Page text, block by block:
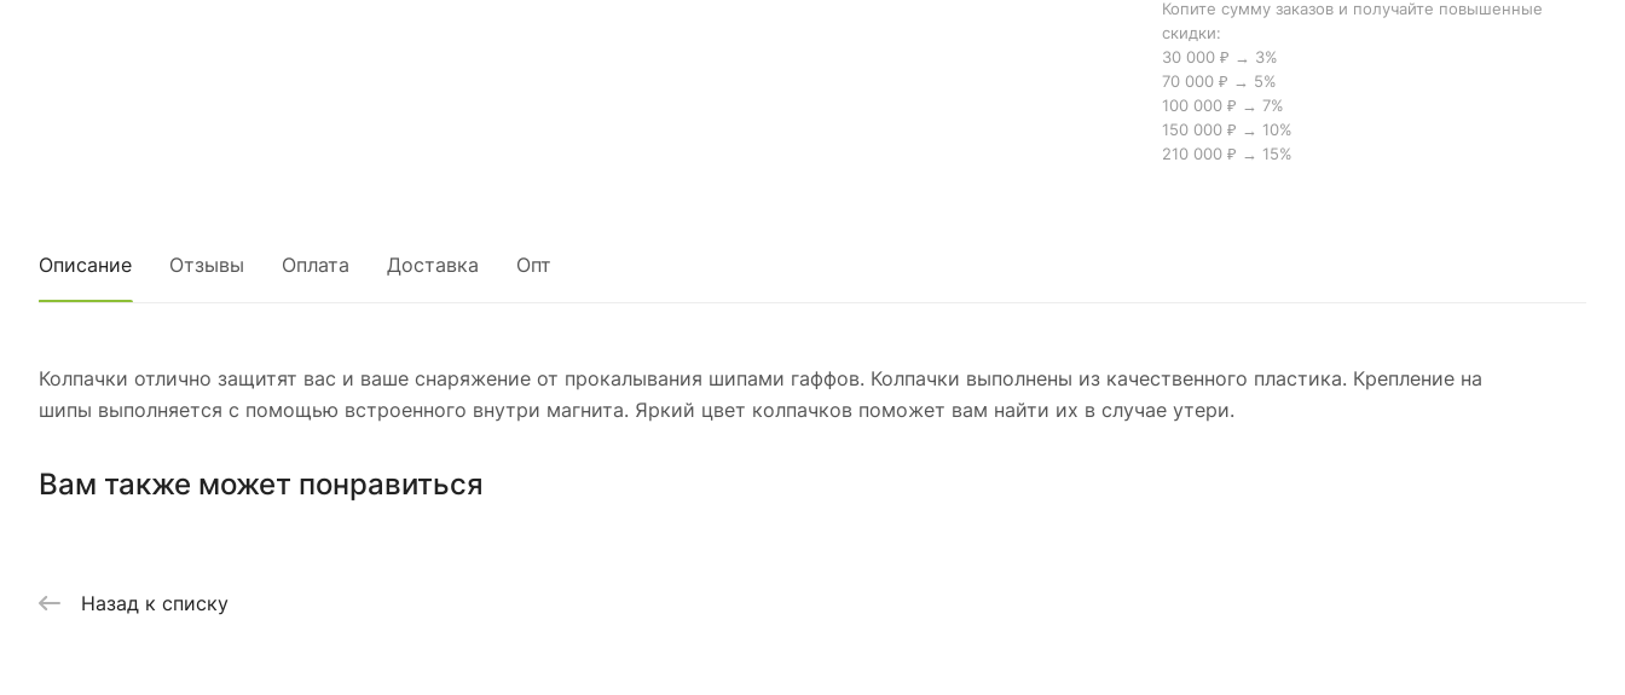
Копите сумму заказов и получайте повышенные
скидки:
30 000 ₽ → 3%
70 000 ₽ → 5%
100 000 ₽ → 7%
150 000 ₽ → 10%
210 000 ₽ → 15%
Описание Отзывы Оплата Доставка Опт
Колпачки отлично защитят вас и ваше снаряжение от прокалывания шипами гаффов. Колпачки выполнены из качественного пластика. Крепление на
шипы выполняется с помощью встроенного внутри магнита. Яркий цвет колпачков поможет вам найти их в случае утери.
Вам также может понравиться
Назад к списку